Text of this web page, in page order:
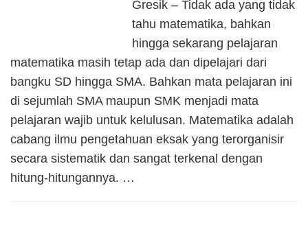
Gresik – Tidak ada yang tidak
tahu matematika, bahkan
hingga sekarang pelajaran
matematika masih tetap ada dan dipelajari dari
bangku SD hingga SMA. Bahkan mata pelajaran ini
di sejumlah SMA maupun SMK menjadi mata
pelajaran wajib untuk kelulusan. Matematika adalah
cabang ilmu pengetahuan eksak yang terorganisir
secara sistematik dan sangat terkenal dengan
hitung-hitungannya. …